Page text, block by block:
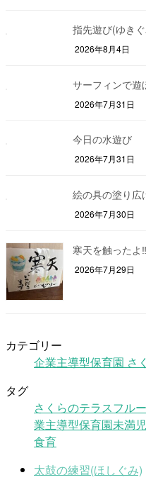
指先遊び(ゆき
2026年8月4日
サーフィンで遊
2026年7月31日
今日の水遊び
2026年7月31日
絵の具の塗り広
2026年7月30日
寒天を触ったよ‼
2026年7月29日
カテゴリー
企業主導型保育園 さ
タグ
さくらのテラスフル
業主導型保育園未満児
食育
太鼓の練習(ほしぐみ)